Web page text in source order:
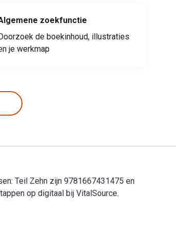
zoekfunctie
de boekinhoud, illustraties
je werkmap
Teil Zehn zijn 9781667431475 en
op digitaal bij VitalSource.